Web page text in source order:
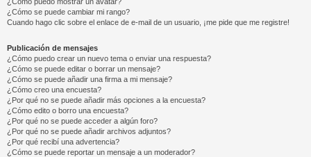
¿Cómo se puede cambiar mi rango?
Cuando hago clic sobre el enlace de e-mail de un usuario, ¡me pide que me registre!
Publicación de mensajes
¿Cómo puedo crear un nuevo tema o enviar una respuesta?
¿Cómo se puede editar o borrar un mensaje?
¿Cómo se puede añadir una firma a mi mensaje?
¿Cómo creo una encuesta?
¿Por qué no se puede añadir más opciones a la encuesta?
¿Cómo edito o borro una encuesta?
¿Por qué no se puede acceder a algún foro?
¿Por qué no se puede añadir archivos adjuntos?
¿Por qué recibí una advertencia?
¿Cómo se puede reportar un mensaje a un moderador?